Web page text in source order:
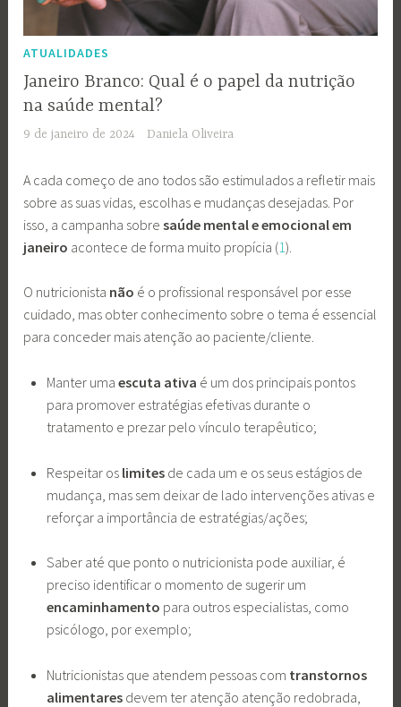
ATUALIDADES
Janeiro Branco: Qual é o papel da nutrição
na saúde mental?
9 de janeiro de 2024 Daniela Oliveira
A cada começo de ano todos são estimulados a refletir mais
sobre as suas vidas, escolhas e mudanças desejadas. Por
isso, a campanha sobresaúde mental e emocional em
janeiro acontece de forma muito propícia (1).
O nutricionista não é o profissional responsável por esse
cuidado, mas obter conhecimento sobre o tema é essencial
para conceder mais atenção ao paciente/cliente.
Manter uma escuta ativa é um dos principais pontos
para promover estratégias efetivas durante o
tratamento e prezar pelo vínculo terapêutico;
Respeitar os limites de cada um e os seus estágios de
mudança, mas sem deixar de lado intervenções ativas e
reforçar a importância de estratégias/ações;
Saber até que ponto o nutricionista pode auxiliar, é
preciso identificar o momento de sugerir um
encaminhamento para outros especialistas, como
psicólogo, por exemplo;
Nutricionistas que atendem pessoas com transtornos
alimentaresdevem ter atenção atenção redobrada,